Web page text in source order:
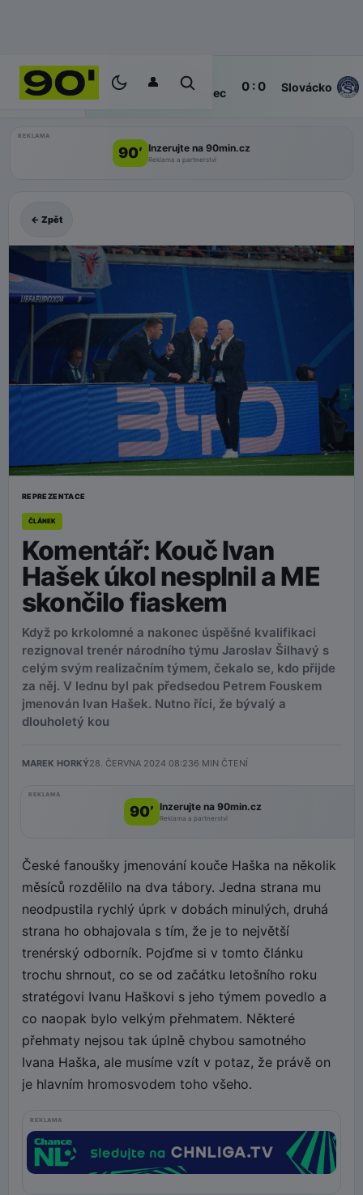
👤
ŽIVĚ 2'
FK
Jablonec
0 : 0 Slovácko
REKLAMA
90’ Inzerujte na 90min.cz
Reklama a partnerství
← Zpět
REPREZENTACE
ČLÁNEK
Komentář: Kouč Ivan
Hašek úkol nesplnil a ME
skončilo fiaskem
Když po krkolomné a nakonec úspěšné kvalifikaci
rezignoval trenér národního týmu Jaroslav Šilhavý s
celým svým realizačním týmem, čekalo se, kdo přijde
za něj. V lednu byl pak předsedou Petrem Fouskem
jmenován Ivan Hašek. Nutno říci, že bývalý a
dlouholetý kou
MAREK HORKÝ28. ČERVNA 2024 08:236 MIN ČTENÍ
REKLAMA
90’ Inzerujte na 90min.cz
Reklama a partnerství
České fanoušky jmenování kouče Haška na několik
měsíců rozdělilo na dva tábory. Jedna strana mu
neodpustila rychlý úprk v dobách minulých, druhá
strana ho obhajovala s tím, že je to největší
trenérský odborník. Pojďme si v tomto článku
trochu shrnout, co se od začátku letošního roku
stratégovi Ivanu Haškovi s jeho týmem povedlo a
co naopak bylo velkým přehmatem. Některé
přehmaty nejsou tak úplně chybou samotného
Ivana Haška, ale musíme vzít v potaz, že právě on
je hlavním hromosvodem toho všeho.
REKLAMA